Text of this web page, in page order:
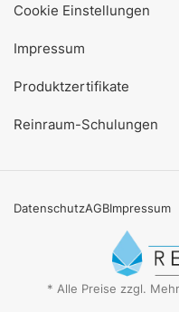
Cookie Einstellungen
Impressum
Produktzertifikate
Reinraum-Schulungen
DatenschutzAGBImpressum
* Alle Preise zzgl.